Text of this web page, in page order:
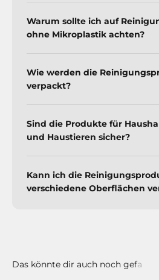
Warum sollte ich auf
ohne Mikroplastik achten?
Wie werden die
verpackt?
Sind die Produkte für
und Haustieren sicher?
Kann ich die
verschiedene Oberflächen